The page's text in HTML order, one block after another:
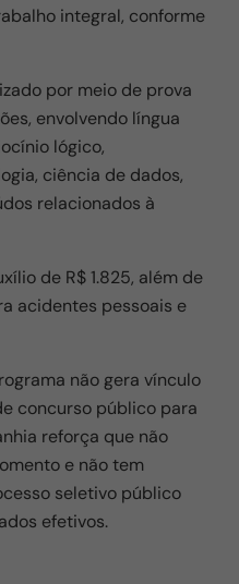
integral, conforme
por meio de prova
envolvendo língua
lógico,
ciência de dados,
relacionados à
de R$ 1.825, além de
acidentes pessoais e
não gera vínculo
concurso público para
reforça que não
e não tem
seletivo público
efetivos.